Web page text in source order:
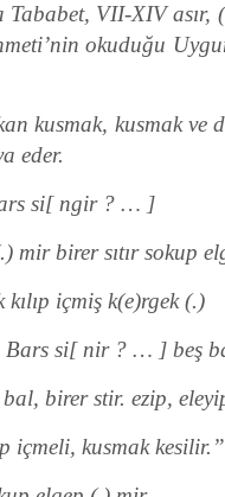
VII-XIV asır,
okuduğu
kusmak, kusmak ve
eder.
si[ ngir ? … ]
mir birer sıtır sokup
içmiş k(e)rgek (.)
Bars si[ nir ? … ] beş
birer stir. ezip,
içmeli, kusmak kesilir.”